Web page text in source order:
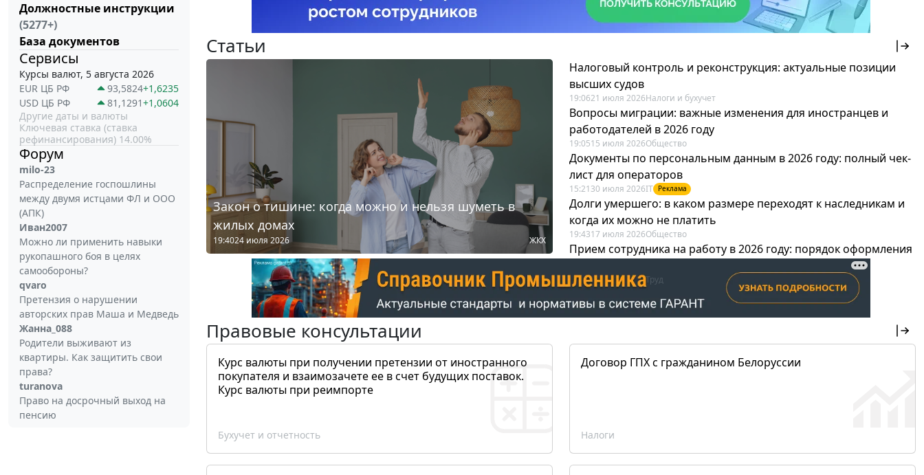
Должностные инструкции
(5277+)
База документов
Сервисы
Курсы валют, 5 августа 2026
EUR ЦБ РФ
93,5824+1,6235
USD ЦБ РФ
81,1291+1,0604
Другие даты и валюты
Ключевая ставка (ставка
рефинансирования) 14.00%
Форум
milo-23
Распределение госпошлины
между двумя истцами ФЛ и ООО
(АПК)
Иван2007
Можно ли применить навыки
рукопашного боя в целях
самообороны?
qvaro
Претензия о нарушении
авторских прав Маша и Медведь
Жанна_088
Родители выживают из
квартиры. Как защитить свои
права?
turanova
Право на досрочный выход на
пенсию
Статьи
Закон о тишине: когда можно и нельзя шуметь в
жилых домах
19:4024 июля 2026 ЖКХ
Налоговый контроль и реконструкция: актуальные позиции
высших судов
19:0621 июля 2026Налоги и бухучет
Вопросы миграции: важные изменения для иностранцев и
работодателей в 2026 году
19:0515 июля 2026Общество
Документы по персональным данным в 2026 году: полный чек-
лист для операторов
15:21 30 июля 2026IT Реклама
Долги умершего: в каком размере переходят к наследникам и
когда их можно не платить
19:4317 июля 2026Общество
Прием сотрудника на работу в 2026 году: порядок оформления
12:2822 июля 2026Труд
Правовые консультации
Курс валюты при получении претензии от иностранного
покупателя и взаимозачете ее в счет будущих поставок.
Курс валюты при реимпорте
Бухучет и отчетность
Договор ГПХ с гражданином Белоруссии
Налоги